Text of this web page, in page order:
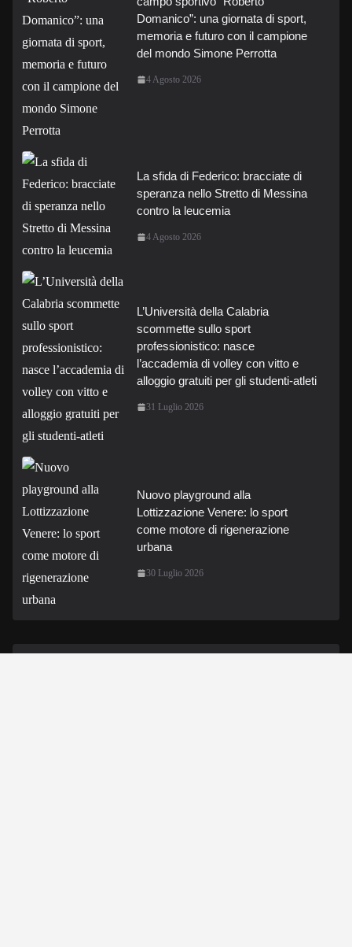
Domanico”: una giornata di sport,
memoria e futuro con il campione
del mondo Simone Perrotta
4 Agosto 2026
La sfida di Federico: bracciate di
speranza nello Stretto di Messina
contro la leucemia
4 Agosto 2026
L’Università della Calabria
scommette sullo sport
professionistico: nasce
l’accademia di volley con vitto e
alloggio gratuiti per gli studenti-atleti
31 Luglio 2026
Nuovo playground alla
Lottizzazione Venere: lo sport
come motore di rigenerazione
urbana
30 Luglio 2026